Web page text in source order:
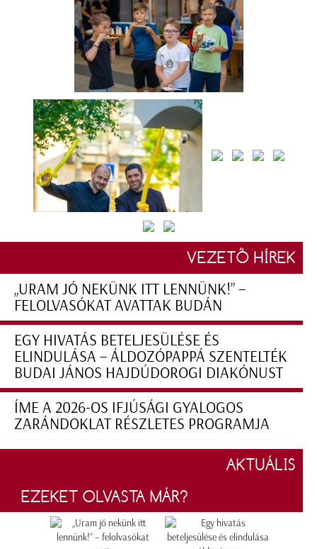
VEZETŐ HÍREK
„URAM JÓ NEKÜNK ITT LENNÜNK!” –
FELOLVASÓKAT AVATTAK BUDÁN
EGY HIVATÁS BETELJESÜLÉSE ÉS
ELINDULÁSA – ÁLDOZÓPAPPÁ SZENTELTÉK
BUDAI JÁNOS HAJDÚDOROGI DIAKÓNUST
ÍME A 2026-OS IFJÚSÁGI GYALOGOS
ZARÁNDOKLAT RÉSZLETES PROGRAMJA
AKTUÁLIS
EZEKET OLVASTA MÁR?